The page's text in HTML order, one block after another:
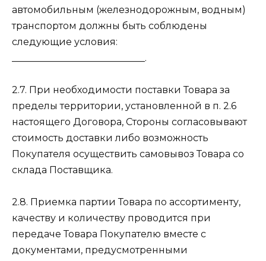
автомобильным (железнодорожным, водным)
транспортом должны быть соблюдены
следующие условия:
____________________________.
2.7. При необходимости поставки Товара за
пределы территории, установленной в п. 2.6
настоящего Договора, Стороны согласовывают
стоимость доставки либо возможность
Покупателя осуществить самовывоз Товара со
склада Поставщика.
2.8. Приемка партии Товара по ассортименту,
качеству и количеству проводится при
передаче Товара Покупателю вместе с
документами, предусмотренными